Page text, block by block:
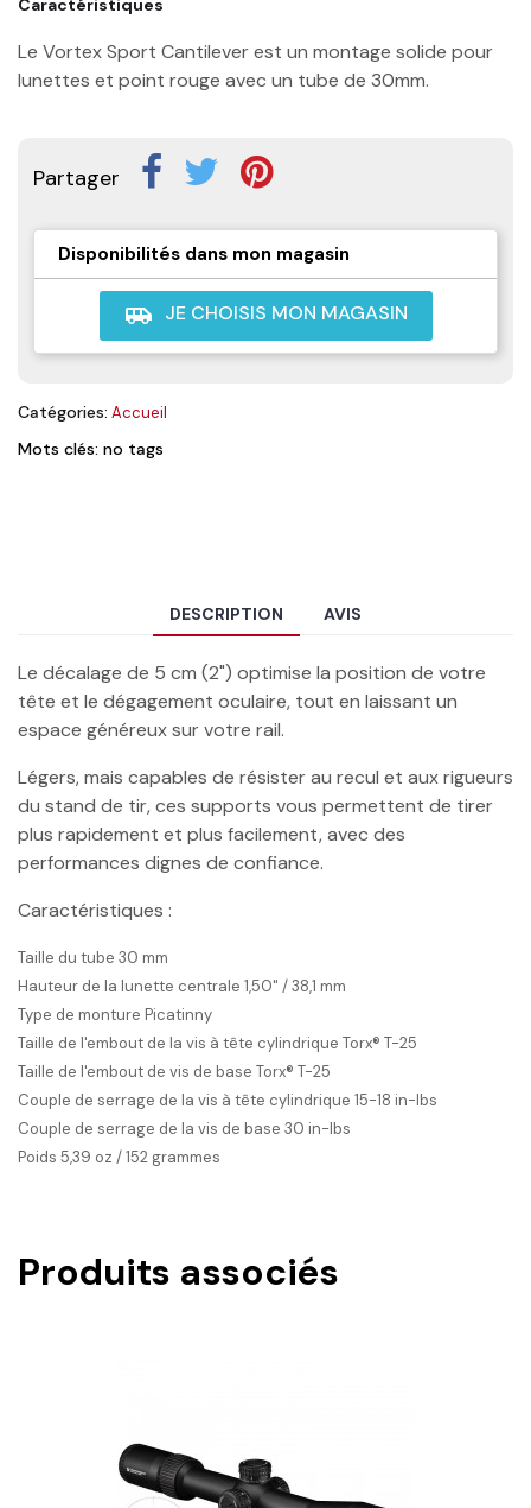
Caractéristiques
Le Vortex Sport Cantilever est un montage solide pour
lunettes et point rouge avec un tube de 30mm.
Partager
Disponibilités dans mon magasin
airport_shuttle JE CHOISIS MON MAGASIN
Catégories: Accueil
Mots clés: no tags
DESCRIPTION AVIS
Le décalage de 5 cm (2") optimise la position de votre
tête et le dégagement oculaire, tout en laissant un
espace généreux sur votre rail.
Légers, mais capables de résister au recul et aux rigueurs
du stand de tir, ces supports vous permettent de tirer
plus rapidement et plus facilement, avec des
performances dignes de confiance.
Caractéristiques :
Taille du tube 30 mm
Hauteur de la lunette centrale 1,50" / 38,1 mm
Type de monture Picatinny
Taille de l'embout de la vis à tête cylindrique Torx® T-25
Taille de l'embout de vis de base Torx® T-25
Couple de serrage de la vis à tête cylindrique 15-18 in-lbs
Couple de serrage de la vis de base 30 in-lbs
Poids 5,39 oz / 152 grammes
Produits associés